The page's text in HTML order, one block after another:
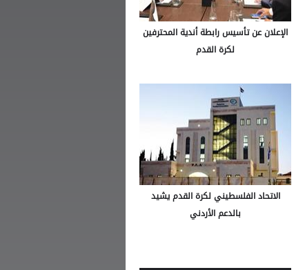
الإعلان عن تأسيس رابطة أندية المحترفين
لكرة القدم
الاتحاد الفلسطيني لكرة القدم يشيد
بالدعم الأردني